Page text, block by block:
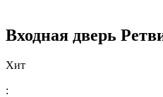
Входная дверь
Хит
: